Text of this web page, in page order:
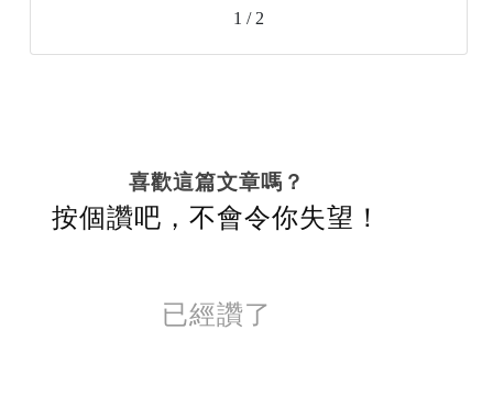
1 / 2
喜歡這篇文章嗎？
按個讚吧，不會令你失望！
已經讚了